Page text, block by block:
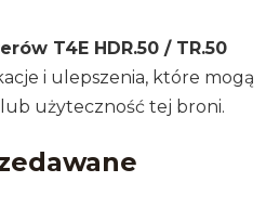
T4E HDR.50 / TR.50
i ulepszenia, które mogą
użyteczność tej broni.